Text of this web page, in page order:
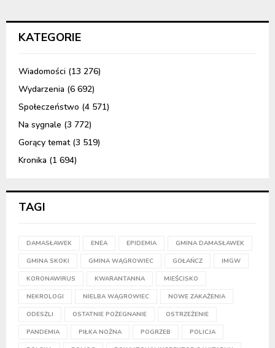
KATEGORIE
Wiadomości (13 276)
Wydarzenia (6 692)
Społeczeństwo (4 571)
Na sygnale (3 772)
Gorący temat(3 519)
Kronika (1 694)
TAGI
DAMASŁAWEK ENEA EPIDEMIA GMINA DAMASŁAWEK
GMINA SKOKI GMINA WĄGROWIEC GOŁAŃCZ IMGW
KORONAWIRUS KWARANTANNA MIEŚCISKO
NEKROLOGI NIELBA WĄGROWIEC NOWE ZAKAŻENIA
ODESZLI OSTATNIE POŻEGNANIE OSTRZEŻENIE
PANDEMIA PIŁKA NOŻNA POGRZEB POLICJA